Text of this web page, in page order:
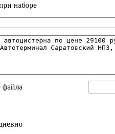
наборе